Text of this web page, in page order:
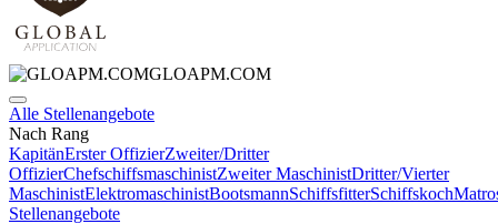
GLOAPM.COM
Alle Stellenangebote
Nach Rang
KapitänErster OffizierZweiter/Dritter
OffizierChefschiffsmaschinistZweiter MaschinistDritter/Vierter
MaschinistElektromaschinistBootsmannSchiffsfitterSchiffskoch
Stellenangebote